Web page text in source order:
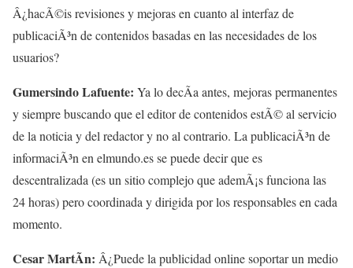
Â¿hacÃ©is revisiones y mejoras en cuanto al interfaz de
publicaciÃ³n de contenidos basadas en las necesidades de los
usuarios?
Gumersindo Lafuente: Ya lo decÃ­a antes, mejoras permanentes
y siempre buscando que el editor de contenidos estÃ© al servicio
de la noticia y del redactor y no al contrario. La publicaciÃ³n de
informaciÃ³n en elmundo.es se puede decir que es
descentralizada (es un sitio complejo que ademÃ¡s funciona las
24 horas) pero coordinada y dirigida por los responsables en cada
momento.
Cesar MartÃ­n: Â¿Puede la publicidad online soportar un medio